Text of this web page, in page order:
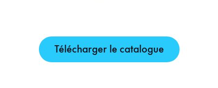
Télécharger le catalogue